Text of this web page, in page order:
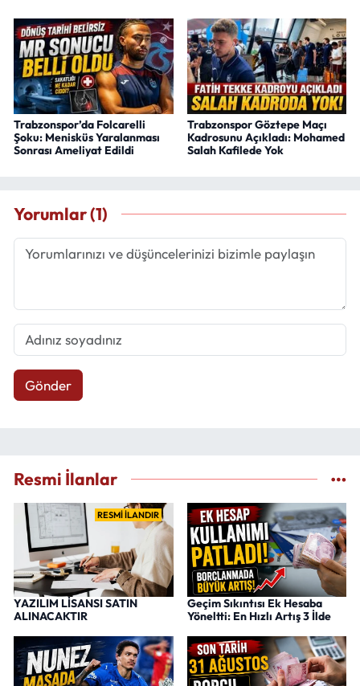
Trabzonspor’da Folcarelli
Şoku: Menisküs Yaralanması
Sonrası Ameliyat Edildi
Trabzonspor Göztepe Maçı
Kadrosunu Açıkladı: Mohamed
Salah Kafilede Yok
Yorumlar (1)
Gönder
Resmi İlanlar
RESMİ İLANDIR
YAZILIM LİSANSI SATIN
ALINACAKTIR
Geçim Sıkıntısı Ek Hesaba
Yöneltti: En Hızlı Artış 3 İlde